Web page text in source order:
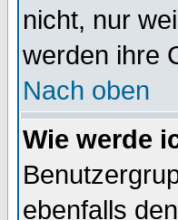
nicht, nur
werden ihre
Nach oben
Wie werde
ebenfalls